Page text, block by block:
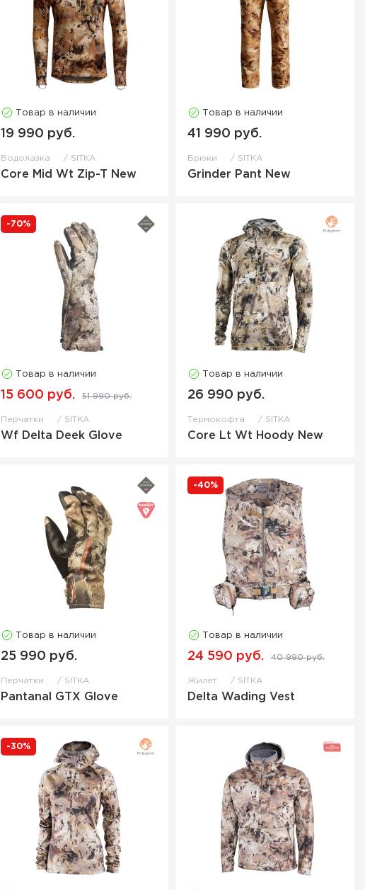
Товар в наличии
19 990 руб.
Водолазка SITKA
Core Mid Wt Zip-T New
Товар в наличии
41 990 руб.
Брюки SITKA
Grinder Pant New
-70%
Товар в наличии
15 600 руб. 51 990 руб.
Перчатки SITKA
Wf Delta Deek Glove
Товар в наличии
26 990 руб.
Термокофта SITKA
Core Lt Wt Hoody New
Товар в наличии
25 990 руб.
Перчатки SITKA
Pantanal GTX Glove
-40%
Товар в наличии
24 590 руб. 40 990 руб.
Жилет SITKA
Delta Wading Vest
-30%